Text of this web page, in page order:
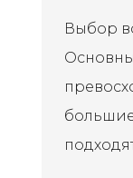
Выбор